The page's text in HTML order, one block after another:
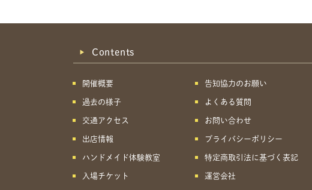
Contents
開催概要
過去の様子
交通アクセス
出店情報
ハンドメイド体験教室
入場チケット
告知協力のお願い
よくある質問
お問い合わせ
プライバシーポリシー
特定商取引法に基づく表記
運営会社